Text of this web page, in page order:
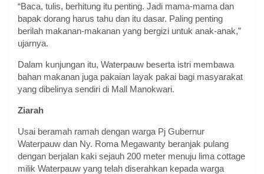
“Baca, tulis, berhitung itu penting. Jadi mama-mama dan
bapak dorang harus tahu dan itu dasar. Paling penting
berilah makanan-makanan yang bergizi untuk anak-anak,”
ujarnya.
Dalam kunjungan itu, Waterpauw beserta istri membawa
bahan makanan juga pakaian layak pakai bagi masyarakat
yang dibelinya sendiri di Mall Manokwari.
Ziarah
Usai beramah ramah dengan warga Pj Gubernur
Waterpauw dan Ny. Roma Megawanty beranjak pulang
dengan berjalan kaki sejauh 200 meter menuju lima cottage
milik Waterpauw yang telah diserahkan kepada warga